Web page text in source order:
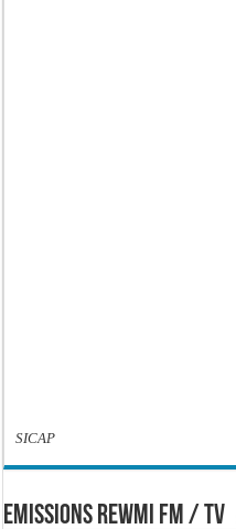
SICAP
EMISSIONS REWMI FM / TV